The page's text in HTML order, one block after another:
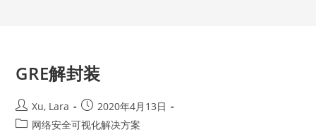
GRE解封装
Xu, Lara
2020年4月13日
网络安全可视化解决方案